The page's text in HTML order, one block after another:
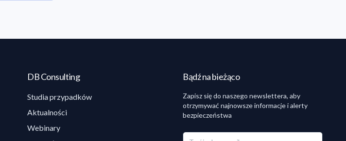
DB Consulting
Studia przypadków
Aktualności
Webinary
Bądź na bieżąco
Zapisz się do naszego newslettera, aby
otrzymywać najnowsze informacje i alerty
bezpieczeństwa
Twój adres email